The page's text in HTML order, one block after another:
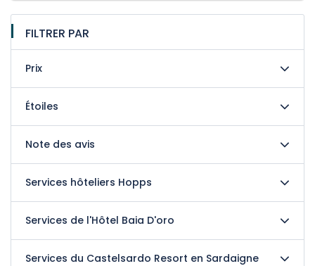
FILTRER PAR
Prix
Étoiles
Note des avis
Services hôteliers Hopps
Services de l'Hôtel Baia D'oro
Services du Castelsardo Resort en Sardaigne